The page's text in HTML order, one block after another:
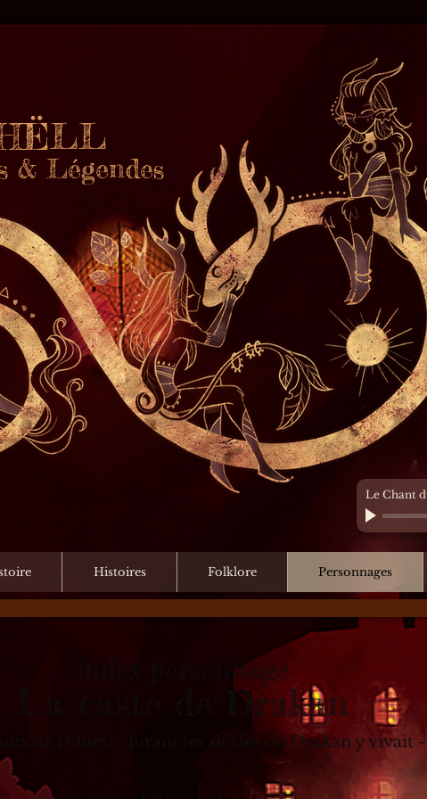
& Légendes
Le Chant
Histoires Folklore Personnages
Index personnage
La caste de Drakan
de l'Ouest, durant les siècles où Drakan y vivait -